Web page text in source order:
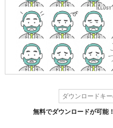
無料でダウンロードが可能！